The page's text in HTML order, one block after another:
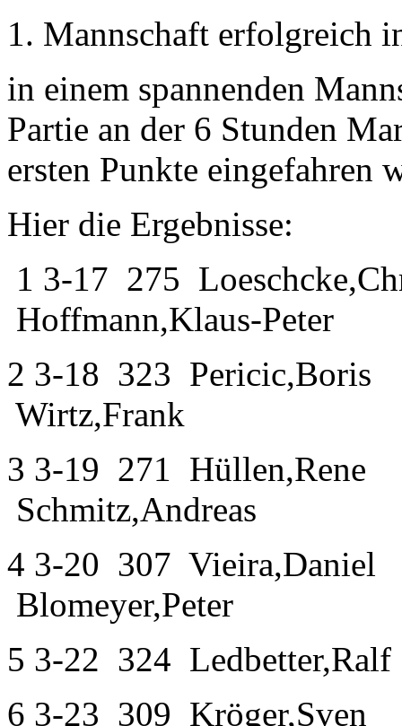
1. Mannschaft erfolgreich
in einem spannenden
Partie an der 6 Stunden
ersten Punkte eingefahren
Hier die Ergebnisse:
1 3-17 275
Hoffmann,Klaus-Peter
2 3-18 323 Pericic,Boris
Wirtz,Frank
3 3-19 271
Schmitz,Andreas
4 3-20 307
Blomeyer,Peter
5 3-22 324 Ledbetter,Ralf
6 3-23 309